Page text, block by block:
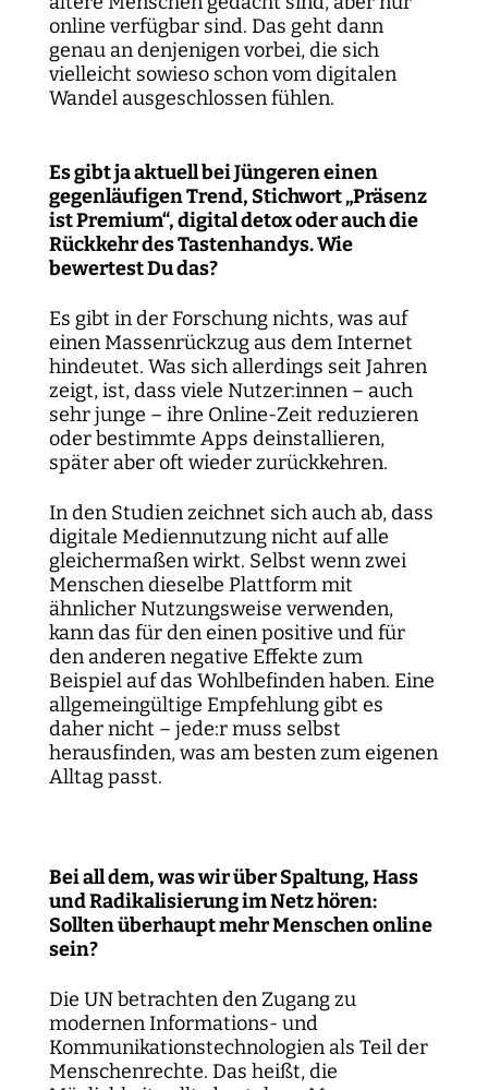
online verfügbar sind. Das geht dann
genau an denjenigen vorbei, die sich
vielleicht sowieso schon vom digitalen
Wandel ausgeschlossen fühlen.
Es gibt ja aktuell bei Jüngeren einen
gegenläufigen Trend, Stichwort „Präsenz
ist Premium“, digital detox oder auch die
Rückkehr des Tastenhandys. Wie
bewertest Du das?
Es gibt in der Forschung nichts, was auf
einen Massenrückzug aus dem Internet
hindeutet. Was sich allerdings seit Jahren
zeigt, ist, dass viele Nutzer:innen – auch
sehr junge – ihre Online-Zeit reduzieren
oder bestimmte Apps deinstallieren,
später aber oft wieder zurückkehren.
In den Studien zeichnet sich auch ab, dass
digitale Mediennutzung nicht auf alle
gleichermaßen wirkt. Selbst wenn zwei
Menschen dieselbe Plattform mit
ähnlicher Nutzungsweise verwenden,
kann das für den einen positive und für
den anderen negative Effekte zum
Beispiel auf das Wohlbefinden haben. Eine
allgemeingültige Empfehlung gibt es
daher nicht – jede:r muss selbst
herausfinden, was am besten zum eigenen
Alltag passt.
Bei all dem, was wir über Spaltung, Hass
und Radikalisierung im Netz hören:
Sollten überhaupt mehr Menschen online
sein?
Die UN betrachten den Zugang zu
modernen Informations- und
Kommunikationstechnologien als Teil der
Menschenrechte. Das heißt, die